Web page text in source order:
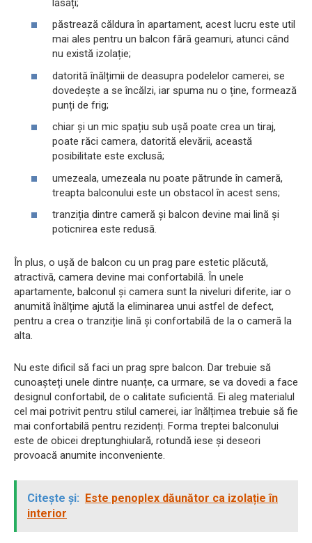
lăsați;
păstrează căldura în apartament, acest lucru este util
mai ales pentru un balcon fără geamuri, atunci când
nu există izolație;
datorită înălțimii de deasupra podelelor camerei, se
dovedește a se încălzi, iar spuma nu o ține, formează
punți de frig;
chiar și un mic spațiu sub ușă poate crea un tiraj,
poate răci camera, datorită elevării, această
posibilitate este exclusă;
umezeala, umezeala nu poate pătrunde în cameră,
treapta balconului este un obstacol în acest sens;
tranziția dintre cameră și balcon devine mai lină și
poticnirea este redusă.
În plus, o ușă de balcon cu un prag pare estetic plăcută,
atractivă, camera devine mai confortabilă. În unele
apartamente, balconul și camera sunt la niveluri diferite, iar o
anumită înălțime ajută la eliminarea unui astfel de defect,
pentru a crea o tranziție lină și confortabilă de la o cameră la
alta.
Nu este dificil să faci un prag spre balcon. Dar trebuie să
cunoașteți unele dintre nuanțe, ca urmare, se va dovedi a face
designul confortabil, de o calitate suficientă. Ei aleg materialul
cel mai potrivit pentru stilul camerei, iar înălțimea trebuie să fie
mai confortabilă pentru rezidenți. Forma treptei balconului
este de obicei dreptunghiulară, rotundă iese și deseori
provoacă anumite inconveniente.
Citește și:
Este penoplex dăunător ca izolație în
interior